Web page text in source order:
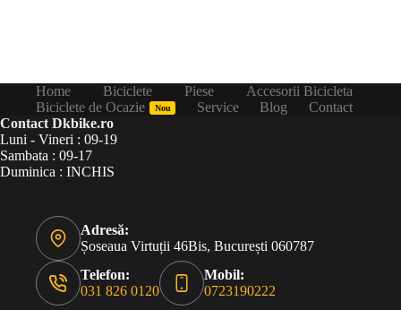
Home Biciclete Piese
Accesorii Bicicleta
Biciclete de Ocazie
Nou Service Blog
Contact
Contact Dkbike.ro
Luni - Vineri : 09-19
Sambata : 09-17
Duminica : INCHIS
Adresă:
Șoseaua Virtuții 46Bis, București 060787
Telefon:
031 826 0120
Mobil:
0723190222